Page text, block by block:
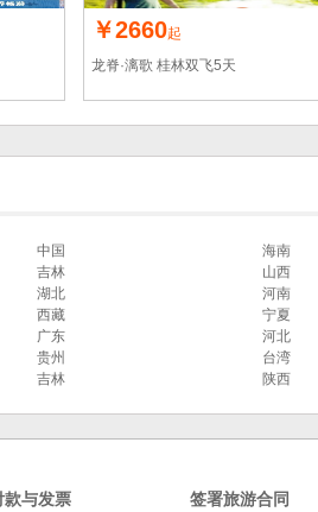
￥2660起
龙脊·漓歌 桂林双飞5天
中国
海南
吉林
山西
湖北
河南
西藏
宁夏
广东
河北
贵州
台湾
吉林 陕西
款与发票 签署旅游合同